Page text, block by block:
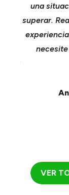
una
superar.
necesite
VER